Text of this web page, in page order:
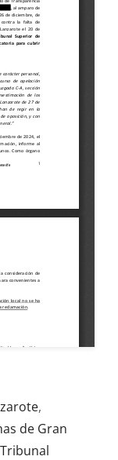
,
de Gran
Tribunal